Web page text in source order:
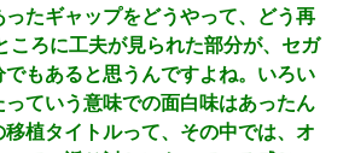
たギャップをどうやって、どう再
ころに工夫が見られた部分が、セガ
もあると思うんですよね。いろい
ていう意味での面白味はあったん
植タイトルって、その中では、オ